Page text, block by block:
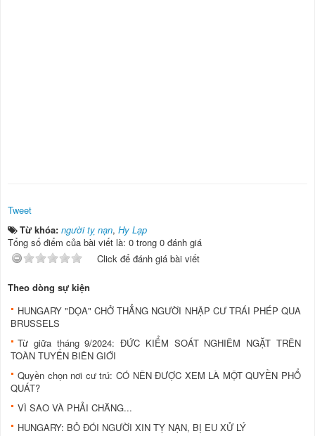
Tweet
Từ khóa: người tỵ nạn, Hy Lạp
Tổng số điểm của bài viết là: 0 trong 0 đánh giá
Click để đánh giá bài viết
Theo dòng sự kiện
HUNGARY "DỌA" CHỞ THẲNG NGƯỜI NHẬP CƯ TRÁI PHÉP QUA
BRUSSELS
Từ giữa tháng 9/2024: ĐỨC KIỂM SOÁT NGHIÊM NGẶT TRÊN
TOÀN TUYẾN BIÊN GIỚI
Quyền chọn nơi cư trú: CÓ NÊN ĐƯỢC XEM LÀ MỘT QUYỀN PHỔ
QUÁT?
VÌ SAO VÀ PHẢI CHĂNG...
HUNGARY: BỎ ĐÓI NGƯỜI XIN TỴ NẠN, BỊ EU XỬ LÝ